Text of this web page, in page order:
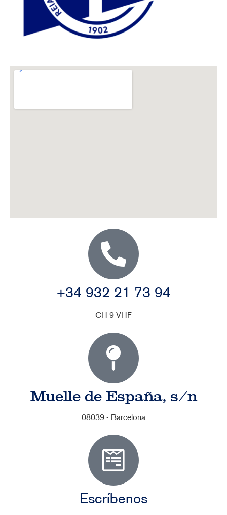
+34 932 21 73 94
CH 9 VHF
Muelle de España, s/n
08039 - Barcelona
Escríbenos